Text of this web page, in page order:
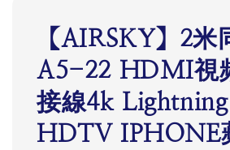
【AIRSKY】2米
A5-22 HDMI視
接線4k
HDTV IPHONE